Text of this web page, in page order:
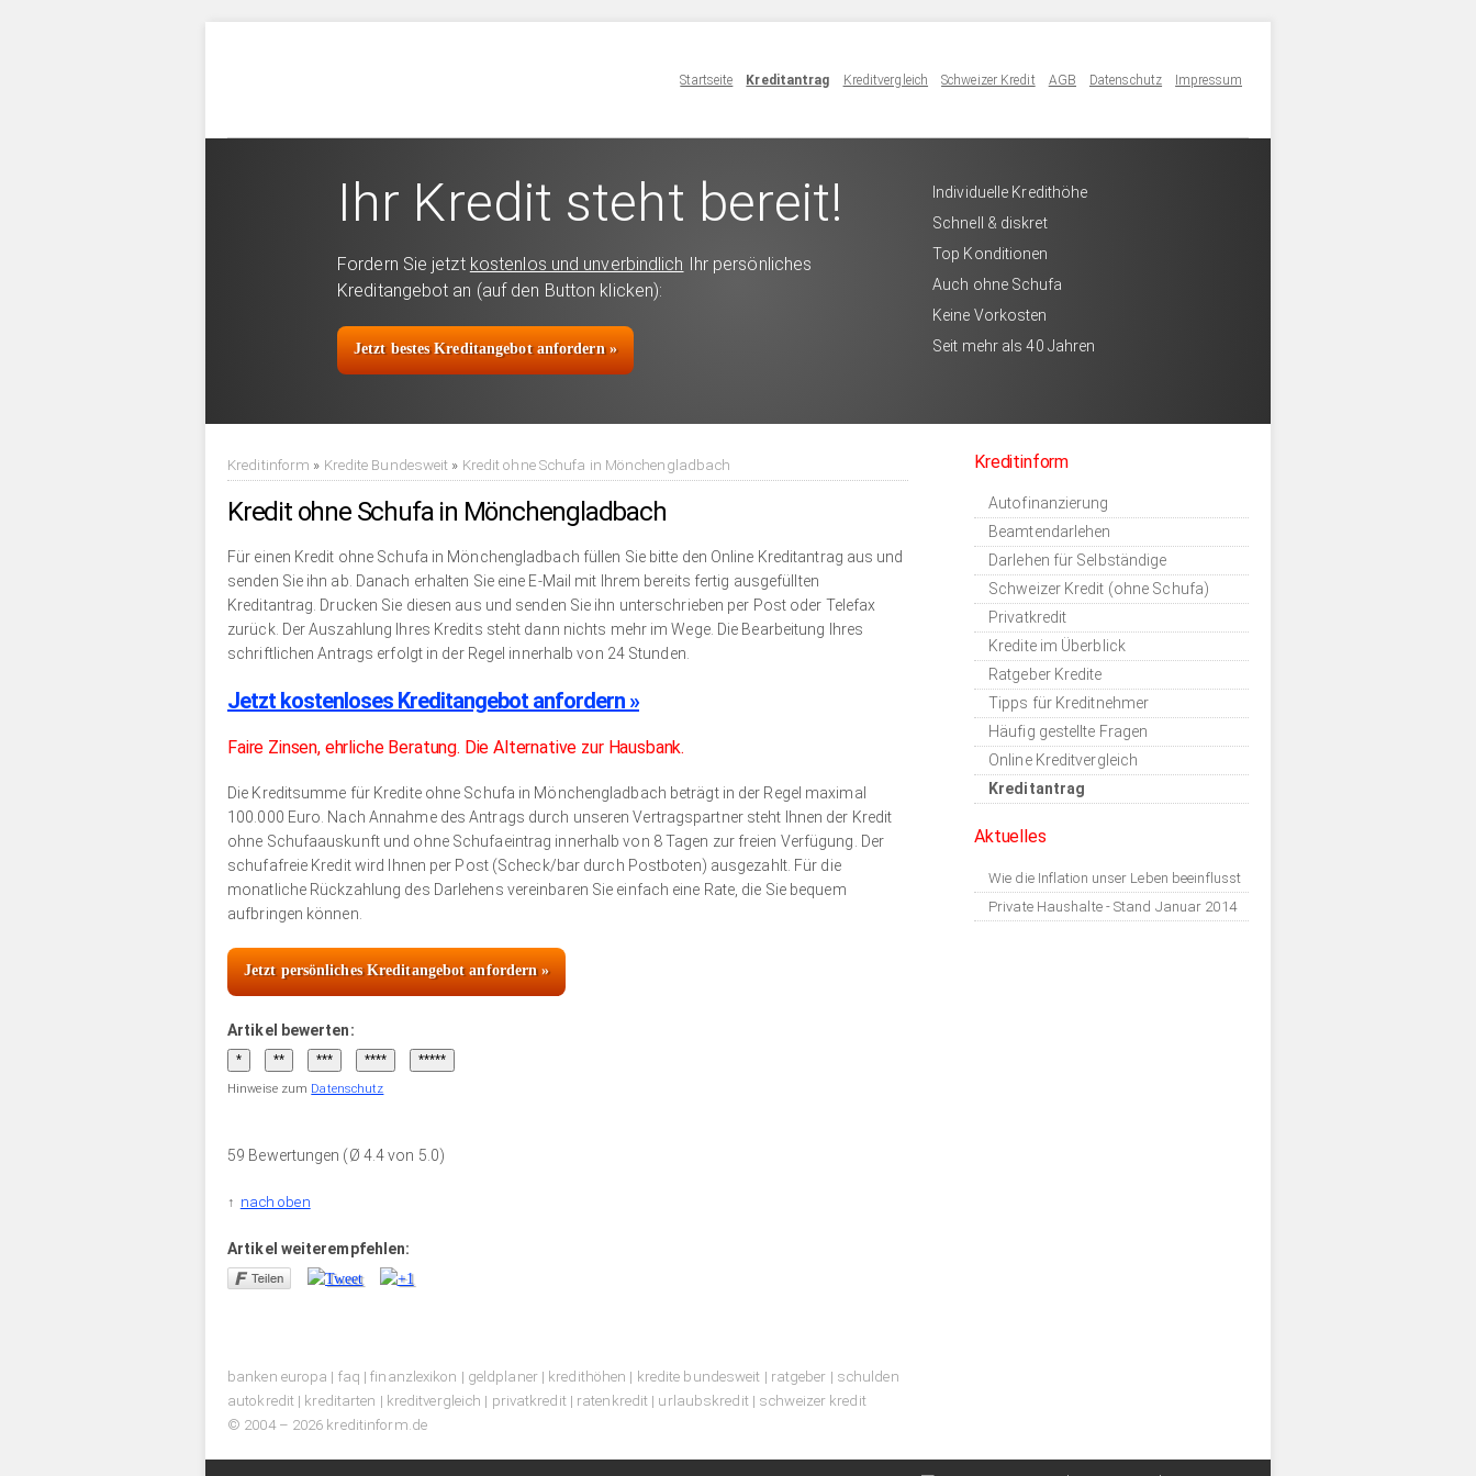
Startseite Kreditantrag Kreditvergleich Schweizer Kredit AGB Datenschutz Impressum
Ihr Kredit steht bereit!
Fordern Sie jetzt kostenlos und unverbindlich Ihr persönliches
Kreditangebot an (auf den Button klicken):
Jetzt bestes Kreditangebot anfordern »
Individuelle Kredithöhe
Schnell & diskret
Top Konditionen
Auch ohne Schufa
Keine Vorkosten
Seit mehr als 40 Jahren
Kreditinform » Kredite Bundesweit » Kredit ohne Schufa in Mönchengladbach
Kredit ohne Schufa in Mönchengladbach
Für einen Kredit ohne Schufa in Mönchengladbach füllen Sie bitte den Online Kreditantrag aus und
senden Sie ihn ab. Danach erhalten Sie eine E-Mail mit Ihrem bereits fertig ausgefüllten
Kreditantrag. Drucken Sie diesen aus und senden Sie ihn unterschrieben per Post oder Telefax
zurück. Der Auszahlung Ihres Kredits steht dann nichts mehr im Wege. Die Bearbeitung Ihres
schriftlichen Antrags erfolgt in der Regel innerhalb von 24 Stunden.
Jetzt kostenloses Kreditangebot anfordern »
Faire Zinsen, ehrliche Beratung. Die Alternative zur Hausbank.
Die Kreditsumme für Kredite ohne Schufa in Mönchengladbach beträgt in der Regel maximal
100.000 Euro. Nach Annahme des Antrags durch unseren Vertragspartner steht Ihnen der Kredit
ohne Schufaauskunft und ohne Schufaeintrag innerhalb von 8 Tagen zur freien Verfügung. Der
schufafreie Kredit wird Ihnen per Post (Scheck/bar durch Postboten) ausgezahlt. Für die
monatliche Rückzahlung des Darlehens vereinbaren Sie einfach eine Rate, die Sie bequem
aufbringen können.
Jetzt persönliches Kreditangebot anfordern »
Artikel bewerten:
Hinweise zum Datenschutz
59 Bewertungen (Ø 4.4 von 5.0)
nach oben
Artikel weiterempfehlen:
banken europa | faq |finanzlexikon | geldplaner| kredithöhen | kredite bundesweit | ratgeber | schulden
autokredit | kreditarten | kreditvergleich | privatkredit| ratenkredit | urlaubskredit| schweizer kredit
© 2004 – 2026 kreditinform.de
Kreditinform
Autofinanzierung
Beamtendarlehen
Darlehen für Selbständige
Schweizer Kredit (ohne Schufa)
Privatkredit
Kredite im Überblick
Ratgeber Kredite
Tipps für Kreditnehmer
Häufig gestellte Fragen
Online Kreditvergleich
Kreditantrag
Aktuelles
Wie die Inflation unser Leben beeinflusst
Private Haushalte - Stand Januar 2014